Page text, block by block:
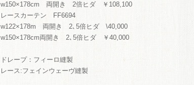
w150×178cm 両開き 2倍ヒダ ￥108,100
レースカーテン FF6694
w122×178m 両開き 2､5倍ヒダ \40,000
w150×178cm両開き 2､5倍ヒダ ￥40,000
ドレープ：フィーロ縫製
レース:フェインウェーヴ縫製